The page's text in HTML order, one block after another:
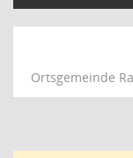
Ortsgemeinde